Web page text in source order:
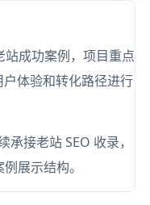
站成功案例，项目重点
体验和转化路径进行
接老站 SEO 收录，
展示结构。